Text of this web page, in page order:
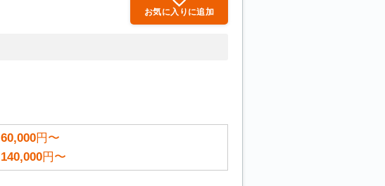
お気に入りに追加
60,000円〜
140,000円〜